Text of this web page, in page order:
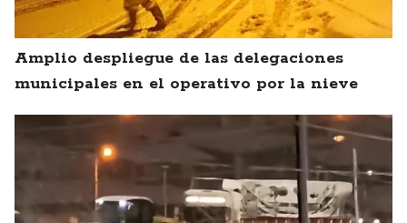
Amplio despliegue de las delegaciones
municipales en el operativo por la nieve